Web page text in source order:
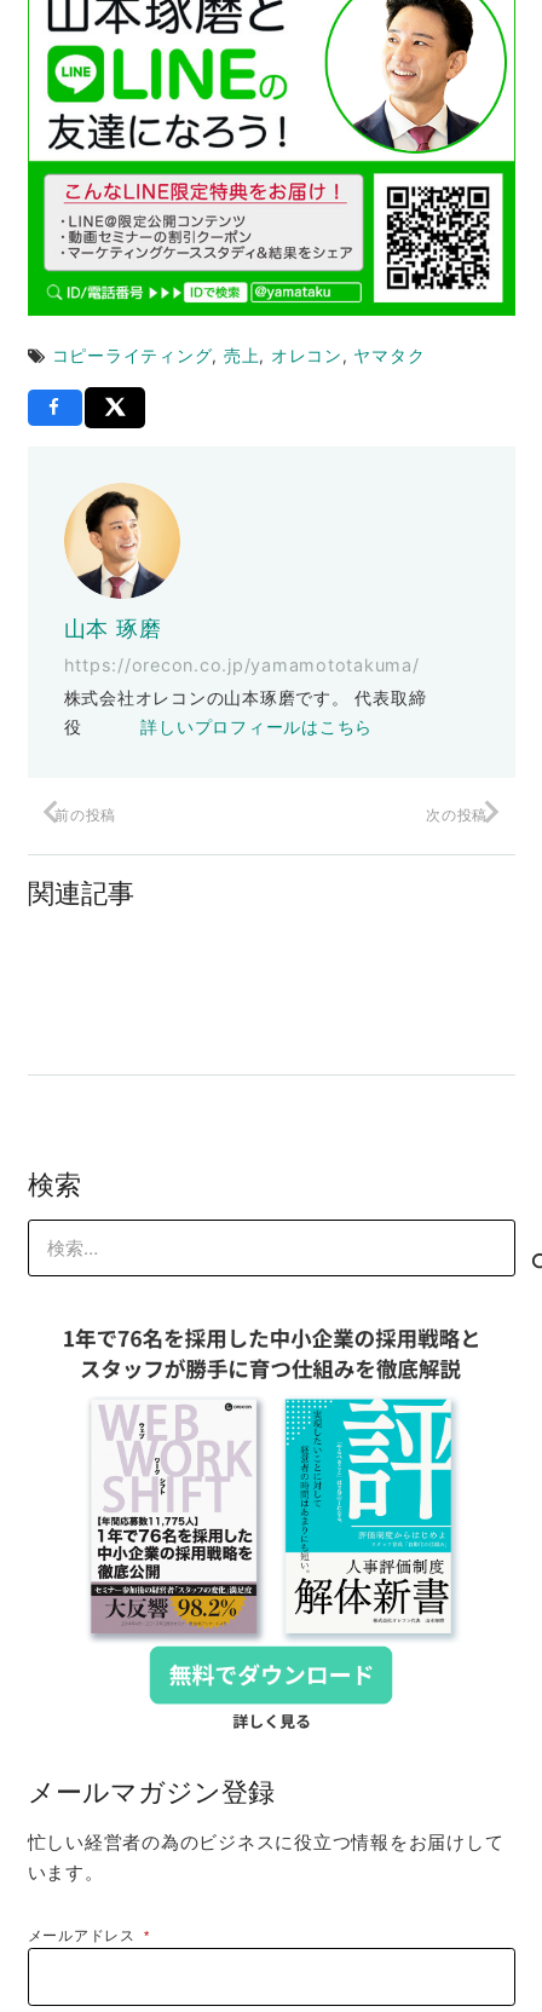
コピーライティング, 売上, オレコン, ヤマタク
山本 琢磨
https://orecon.co.jp/yamamototakuma/
株式会社オレコンの山本琢磨です。 代表取締
役詳しいプロフィールはこちら
前の投稿 次の投稿
関連記事
検索
索:
メールマガジン登録
忙しい経営者の為のビジネスに役立つ情報をお届けして
います。
メールアドレス*